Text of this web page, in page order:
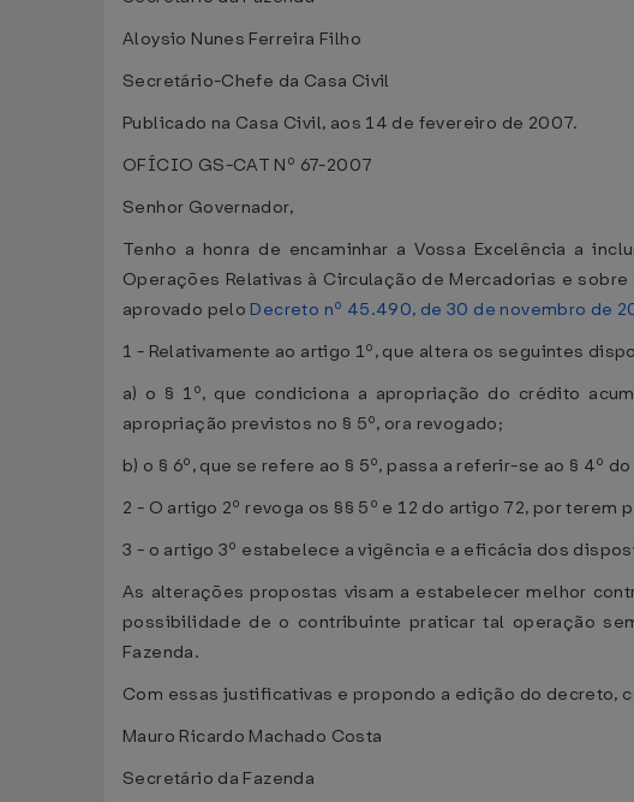
Aloysio Nunes Ferreira Filho
Secretário-Chefe da Casa Civil
Publicado na Casa Civil, aos 14 de fevereiro de 2007.
OFÍCIO GS-CAT Nº 67-2007
Senhor Governador,
Tenho a honra de encaminhar a Vossa Excelência a
Operações Relativas à Circulação de Mercadorias e
aprovado pelo Decreto nº 45.490, de 30 de novembro de
1 - Relativamente ao artigo 1º, que altera os seguintes
a) o § 1º, que condiciona a apropriação do crédito
apropriação previstos no § 5º, ora revogado;
b) o § 6º, que se refere ao § 5º, passa a referir-se ao § 4º
2 - O artigo 2º revoga os §§ 5º e 12 do artigo 72, por
3 - o artigo 3º estabelece a vigência e a eficácia dos
As alterações propostas visam a estabelecer melhor
possibilidade de o contribuinte praticar tal operação
Fazenda.
Com essas justificativas e propondo a edição do decreto,
Mauro Ricardo Machado Costa
Secretário da Fazenda